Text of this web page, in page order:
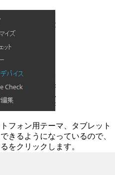
フォン用テーマ、タブレット
きるようになっているので、
をクリックします。